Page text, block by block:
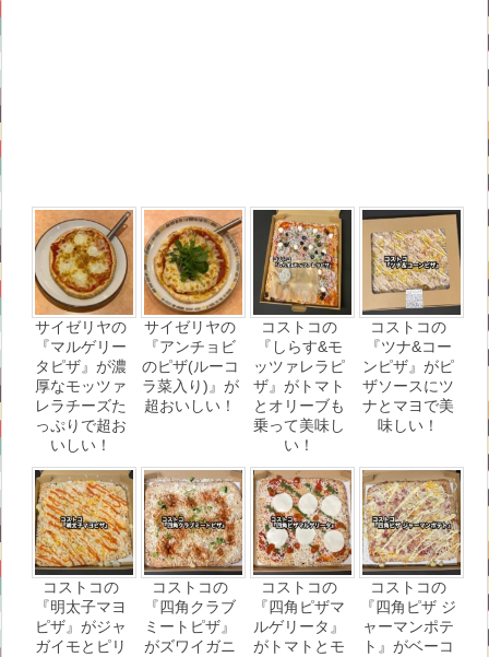
サイゼリヤの
『マルゲリー
タピザ』が濃
厚なモッツァ
レラチーズた
っぷりで超お
いしい！
サイゼリヤの
『アンチョビ
のピザ(ルーコ
ラ菜入り)』が
超おいしい！
コストコの
『しらす&モ
ッツァレラピ
ザ』がトマト
とオリーブも
乗って美味し
い！
コストコの
『ツナ&コー
ンピザ』がピ
ザソースにツ
ナとマヨで美
味しい！
コストコの
『明太子マヨ
ピザ』がジャ
ガイモとピリ
コストコの
『四角クラブ
ミートピザ』
がズワイガニ
コストコの
『四角ピザマ
ルゲリータ』
がトマトとモ
コストコの
『四角ピザ ジ
ャーマンポテ
ト』がベーコ